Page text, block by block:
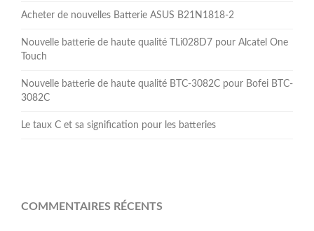
Acheter de nouvelles Batterie ASUS B21N1818-2
Nouvelle batterie de haute qualité TLi028D7 pour Alcatel One
Touch
Nouvelle batterie de haute qualité BTC-3082C pour Bofei BTC-
3082C
Le taux C et sa signification pour les batteries
COMMENTAIRES RÉCENTS